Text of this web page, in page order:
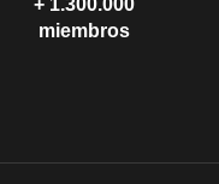
miembros